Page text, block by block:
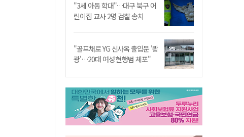
"3세 아동 학대"…대구 북구 어
린이집 교사 2명 검찰 송치
"골프채로 YG 신사옥 출입문 '쾅
쾅'…20대 여성 현행범 체포"